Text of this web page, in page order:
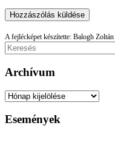
A fejlécképet készítette: Balogh Zoltán
Archívum
Archívum
Események